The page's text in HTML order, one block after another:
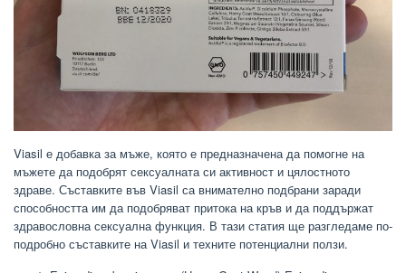
Viasil е добавка за мъже, която е предназначена да помогне на
мъжете да подобрят сексуалната си активност и цялостното
здраве. Съставките във Viasil са внимателно подбрани заради
способността им да подобряват притока на кръв и да поддържат
здравословна сексуална функция. В тази статия ще разгледаме по-
подробно съставките на Viasil и техните потенциални ползи.